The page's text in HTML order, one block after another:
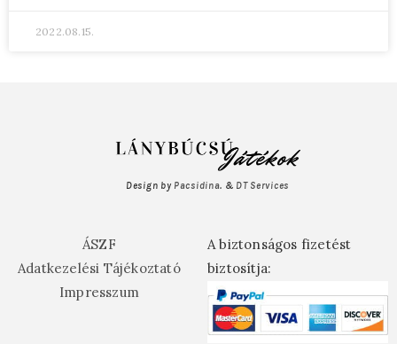
2022.08.15.
Design by Pacsidina. & DT Services
ÁSZF
Adatkezelési Tájékoztató
Impresszum
A biztonságos fizetést
biztosítja: